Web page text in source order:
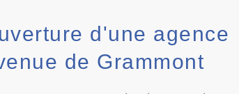
d'une agence
de Grammont